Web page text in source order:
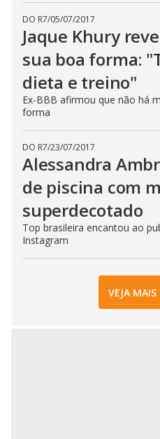
DO R7/05/07/2017
Jaque Khury
sua boa forma:
dieta e treino"
Ex-BBB afirmou que não há
forma
DO R7/23/07/2017
Alessandra
de piscina com
superdecotado
Top brasileira encantou ao
Instagram
VEJA